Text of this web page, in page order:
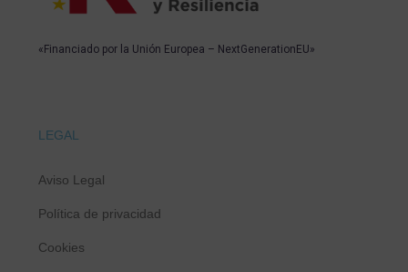
«Financiado por la Unión Europea – NextGenerationEU»
LEGAL
Aviso Legal
Política de privacidad
Cookies